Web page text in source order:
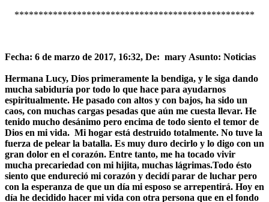
**************************************************
Fecha: 6 de marzo de 2017, 16:32, De: mary Asunto: Noticias
Hermana Lucy, Dios primeramente la bendiga, y le siga dando
mucha sabiduría por todo lo que hace para ayudarnos
espiritualmente. He pasado con altos y con bajos, ha sido un
caos, con muchas cargas pesadas que aún me cuesta llevar. He
tenido mucho desánimo pero encima de todo siento el temor de
Dios en mi vida. Mi hogar está destruido totalmente. No tuve la
fuerza de pelear la batalla. Es muy duro decirlo y lo digo con un
gran dolor en el corazón. Entre tanto, me ha tocado vivir
mucha precariedad con mi hijita, muchas lágrimas.Todo ésto
siento que endureció mi corazón y decidí parar de luchar pero
con la esperanza de que un día mi esposo se arrepentirá. Hoy en
día he decidido hacer mi vida con otra persona que en el fondo